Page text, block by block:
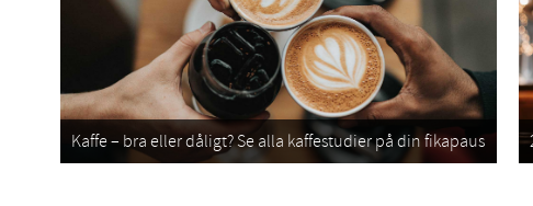
Kaffe – bra eller dåligt? Se alla kaffestudier på din fikapaus